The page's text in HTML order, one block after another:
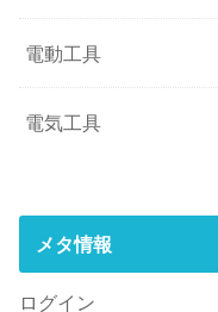
電動工具
電気工具
メタ情報
ログイン